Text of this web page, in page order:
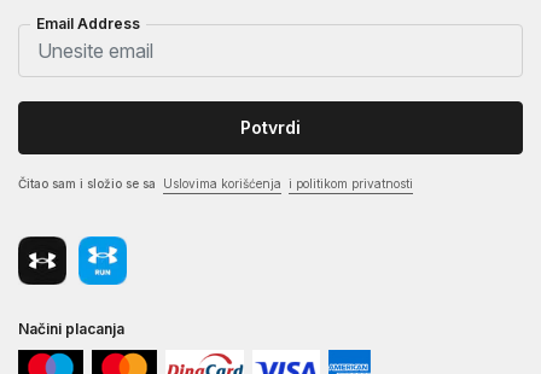
Email Address
Potvrdi
Čitao sam i složio se sa Uslovima korišćenja i politikom privatnosti
Načini placanja